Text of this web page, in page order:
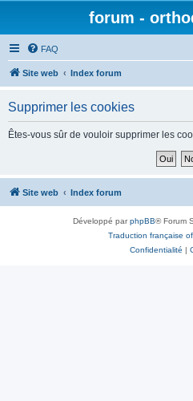
forum -
FAQ
Site web Index forum
Supprimer les cookies
Êtes-vous sûr de vouloir supprimer les
Site web Index forum
Développé parphpBB® Forum
Traduction française
Confidentialité |